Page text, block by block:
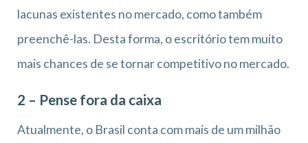
lacunas existentes no mercado, como também
preenchê-las. Desta forma, o escritório tem muito
mais chances de se tornar competitivo no mercado.
2 – Pense fora da caixa
Atualmente, o Brasil conta com mais de um milhão